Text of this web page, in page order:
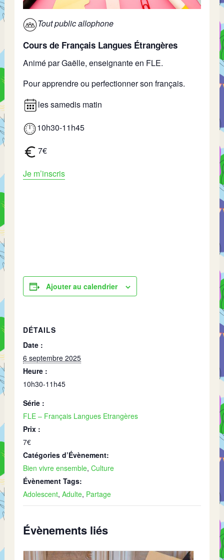
Tout public allophone
Cours de Français Langues Étrangères
Animé par Gaëlle, enseignante en FLE.
Pour apprendre ou perfectionner son français.
les samedis matin
10h30-11h45
7€
Je m’inscris
Ajouter au calendrier
DÉTAILS
Date :
6 septembre 2025
Heure :
10h30-11h45
Série :
FLE – Français Langues Etrangères
Prix :
7€
Catégories d’Évènement:
Bien vivre ensemble,Culture
Évènement Tags:
Adolescent,Adulte, Partage
Évènements liés